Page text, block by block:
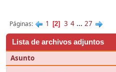
Páginas 1 2 3 4 ... 27
Lista de archivos adjuntos
Asunto